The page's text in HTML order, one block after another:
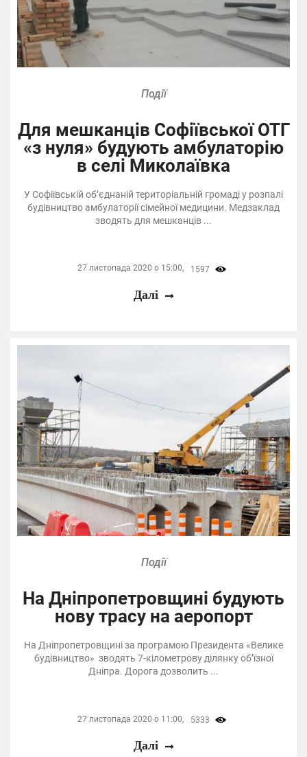
Події
Для мешканців Софіївської ОТГ
«з нуля» будують амбулаторію
в селі Миколаївка
У Софіївській об’єднаній територіальній громаді у розпалі
будівництво амбулаторії сімейної медицини. Медзаклад
зводять для мешканців ...
27 листопада 2020 о 15:00, 1597
Далі
Події
На Дніпропетровщині будують
нову трасу на аеропорт
На Дніпропетровщині за програмою Президента «Велике
будівництво» зводять 7-кілометрову ділянку об’їзної
Дніпра. Дорога дозволить ...
27 листопада 2020 о 11:00, 5333
Далі